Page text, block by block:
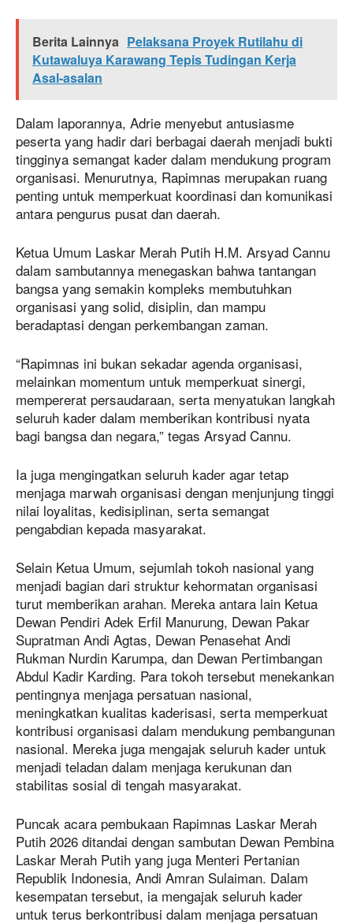
Berita Lainnya Pelaksana Proyek Rutilahu di
Kutawaluya Karawang Tepis Tudingan Kerja
Asal-asalan
Dalam laporannya, Adrie menyebut antusiasme
peserta yang hadir dari berbagai daerah menjadi bukti
tingginya semangat kader dalam mendukung program
organisasi. Menurutnya, Rapimnas merupakan ruang
penting untuk memperkuat koordinasi dan komunikasi
antara pengurus pusat dan daerah.
Ketua Umum Laskar Merah Putih H.M. Arsyad Cannu
dalam sambutannya menegaskan bahwa tantangan
bangsa yang semakin kompleks membutuhkan
organisasi yang solid, disiplin, dan mampu
beradaptasi dengan perkembangan zaman.
“Rapimnas ini bukan sekadar agenda organisasi,
melainkan momentum untuk memperkuat sinergi,
mempererat persaudaraan, serta menyatukan langkah
seluruh kader dalam memberikan kontribusi nyata
bagi bangsa dan negara,” tegas Arsyad Cannu.
Ia juga mengingatkan seluruh kader agar tetap
menjaga marwah organisasi dengan menjunjung tinggi
nilai loyalitas, kedisiplinan, serta semangat
pengabdian kepada masyarakat.
Selain Ketua Umum, sejumlah tokoh nasional yang
menjadi bagian dari struktur kehormatan organisasi
turut memberikan arahan. Mereka antara lain Ketua
Dewan Pendiri Adek Erfil Manurung, Dewan Pakar
Supratman Andi Agtas, Dewan Penasehat Andi
Rukman Nurdin Karumpa, dan Dewan Pertimbangan
Abdul Kadir Karding. Para tokoh tersebut menekankan
pentingnya menjaga persatuan nasional,
meningkatkan kualitas kaderisasi, serta memperkuat
kontribusi organisasi dalam mendukung pembangunan
nasional. Mereka juga mengajak seluruh kader untuk
menjadi teladan dalam menjaga kerukunan dan
stabilitas sosial di tengah masyarakat.
Puncak acara pembukaan Rapimnas Laskar Merah
Putih 2026 ditandai dengan sambutan Dewan Pembina
Laskar Merah Putih yang juga Menteri Pertanian
Republik Indonesia, Andi Amran Sulaiman. Dalam
kesempatan tersebut, ia mengajak seluruh kader
untuk terus berkontribusi dalam menjaga persatuan